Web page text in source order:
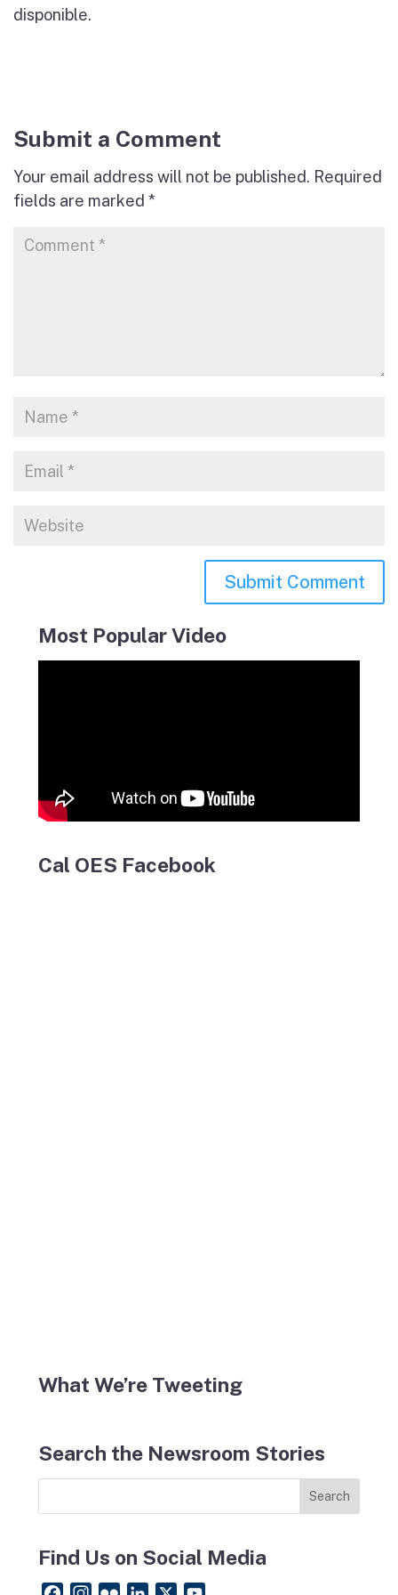
disponible.
Submit a Comment
Your email address will not be published. Required
fields are marked *
Most Popular Video
Cal OES Facebook
What We’re Tweeting
Search the Newsroom Stories
Find Us on Social Media